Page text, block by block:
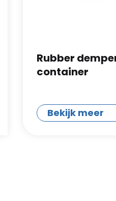
Rubber
container
Bekijk meer